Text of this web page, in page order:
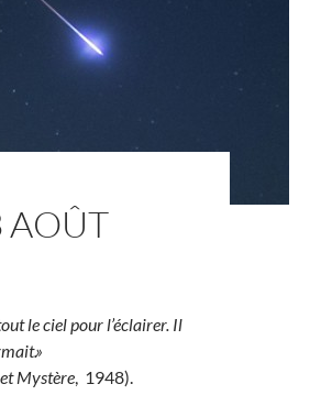
AOÛT
le ciel pour l’éclairer. Il
Mystère, 1948).